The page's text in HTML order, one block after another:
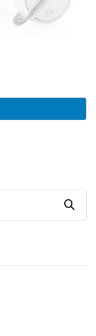
Zoeken